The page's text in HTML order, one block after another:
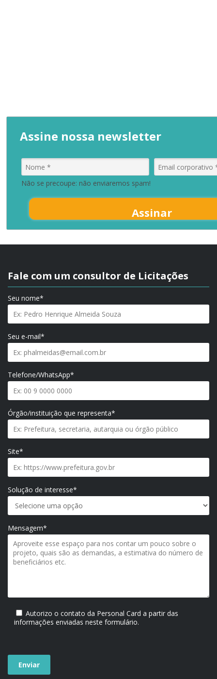
Assine nossa newsletter
Não se precoupe: não enviaremos spam!
Assinar
Fale com um consultor de Licitações
Seu nome*
Seu e-mail*
Telefone/WhatsApp*
Órgão/instituição que representa*
Site*
Solução de interesse*
Mensagem*
Autorizo o contato da Personal Card a partir das
informações enviadas neste formulário.